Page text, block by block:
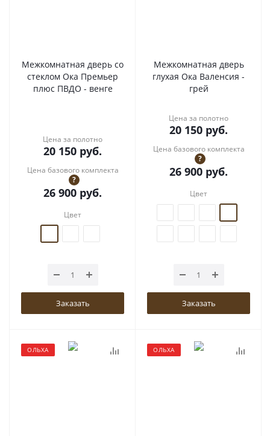
Межкомнатная дверь со
стеклом Ока Премьер
плюс ПВДО - венге
Цена за полотно
20 150 руб.
Цена базового комплекта
?
26 900 руб.
Цвет
Заказать
Межкомнатная дверь
глухая Ока Валенсия -
грей
Цена за полотно
20 150 руб.
Цена базового комплекта
?
26 900 руб.
Цвет
Заказать
ОЛЬХА ОЛЬХА